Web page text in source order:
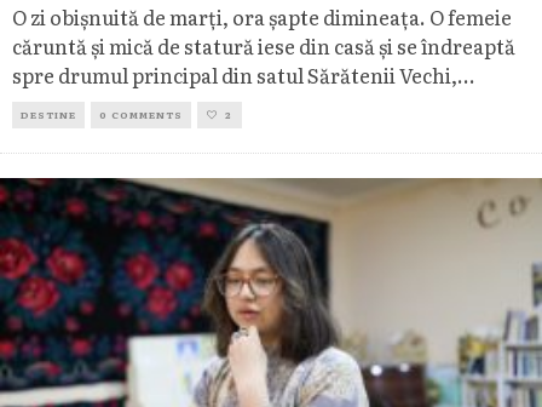
O zi obișnuită de marți, ora șapte dimineața. O femeie
căruntă și mică de statură iese din casă și se îndreaptă
spre drumul principal din satul Sărătenii Vechi,...
DESTINE 0 COMMENTS 2